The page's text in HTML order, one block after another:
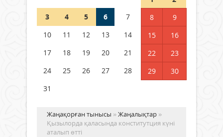
Қысқы демалыс 14 күн: 2026–
каникул кестесі бекітілді
04 тамыз 2026 ж.
3
4 5 6 7 8
9
10
11 12 13 14 15
16
17
18 19 20 21 22
23
24
25 26 27 28 29
30
31
Жаңақорған тынысы »Жаңалықтар »
Қызылорда қаласында конститутция күні
аталып өтті